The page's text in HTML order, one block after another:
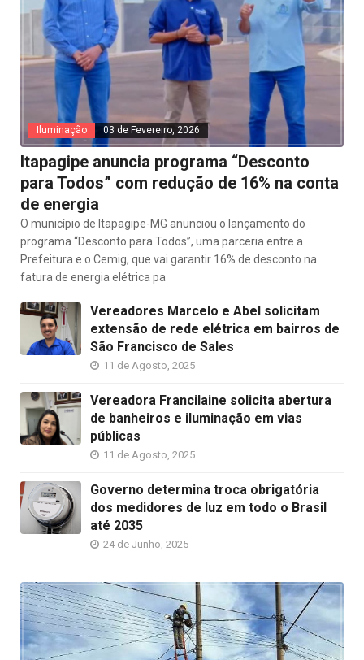
Iluminação 03 de Fevereiro, 2026
Itapagipe anuncia programa “Desconto
para Todos” com redução de 16% na conta
de energia
O município de Itapagipe-MG anunciou o lançamento do
programa “Desconto para Todos”, uma parceria entre a
Prefeitura e o Cemig, que vai garantir 16% de desconto na
fatura de energia elétrica pa
Vereadores Marcelo e Abel solicitam
extensão de rede elétrica em bairros de
São Francisco de Sales
11 de Agosto, 2025
Vereadora Francilaine solicita abertura
de banheiros e iluminação em vias
públicas
11 de Agosto, 2025
Governo determina troca obrigatória
dos medidores de luz em todo o Brasil
até 2035
24 de Junho, 2025